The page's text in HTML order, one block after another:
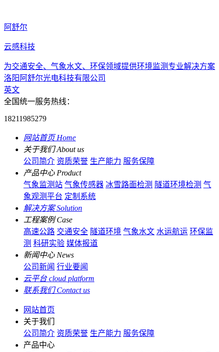
阿舒尔
云感科技
为交通安全、气象水文、环保领域提供环境监测专业解决方案
洛阳阿舒尔光电科技有限公司
英文
全国统一服务热线：
18211985279
网站首页 Home
关于我们 About us
公司简介 资质荣誉 生产能力 服务保障
产品中心 Product
气象监测站 气象传感器 冰雪路面检测 隧道环境检测 气
象观测平台 定制系统
解决方案 Solution
工程案例 Case
高速公路 交通安全 隧道环境 气象水文 水运航运 环保监
测 科研实验 媒体报道
新闻中心 News
公司新闻 行业要闻
云平台 cloud platform
联系我们 Contact us
网站首页
关于我们
公司简介 资质荣誉 生产能力 服务保障
产品中心